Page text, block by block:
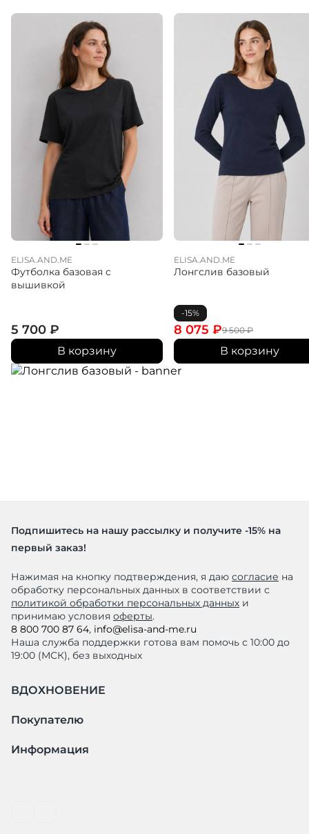
ELISA.AND.ME
Футболка базовая с
вышивкой
5 700 ₽
В корзину
ELISA.AND.ME
Лонгслив базовый
-15%
9 500₽
8 075 ₽
В корзину
Подпишитесь на нашу рассылку и получите -15% на
первый заказ!
Нажимая на кнопку подтверждения, я даю согласие на
обработку персональных данных в соответствии с
политикой обработки персональных данных и
принимаю условия оферты.
8 800 700 87 64, info@elisa-and-me.ru
Наша служба поддержки готова вам помочь с 10:00 до
19:00 (МСК), без выходных
ВДОХНОВЕНИЕ
Покупателю
Информация